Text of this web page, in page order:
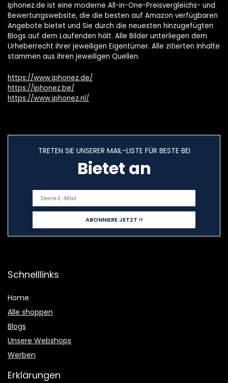
Iphonez.de ist eine moderne All-in-One-Preisvergleichs- und
Bewertungswebsite, die die besten auf Amazon verfügbaren
Angebote bietet und Sie durch die neuesten hinzugefügten
Blogs auf dem Laufenden hält. Alle Bilder unterliegen dem
Urheberrecht ihrer jeweiligen Eigentümer. Alle zitierten Inhalte
stammen aus ihren jeweiligen Quellen.
https://www.iphonez.de/
https://iphonez.be/
https://www.iphonez.nl/
TRETEN SIE UNSERER MAIL-LISTE FÜR BESTE BEI
Bietet an
Schnelllinks
Home
Alle shoppen
Blogs
Unsere Webshops
Werben
Erklärungen